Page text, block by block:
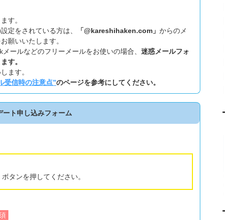
す。
定をされている方は、
「@kareshihaken.com」 からのメ
願いいたします。
ールなどのフリーメールをお使いの場合、 迷惑メールフォ
す。
ます。
受信時の注意点”のページを参考にしてください。
ート申し込みフォーム
タンを押してください。